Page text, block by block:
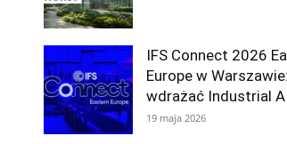
IFS Connect 2026
Europe w
wdrażać Industrial
19 maja 2026